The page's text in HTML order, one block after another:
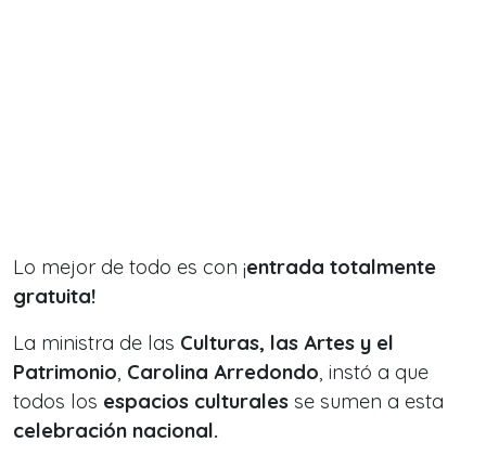
Lo mejor de todo es con ¡entrada totalmente
gratuita!
La ministra de las Culturas, las Artes y el
Patrimonio, Carolina Arredondo, instó a que
todos los espacios culturales se sumen a esta
celebración nacional.